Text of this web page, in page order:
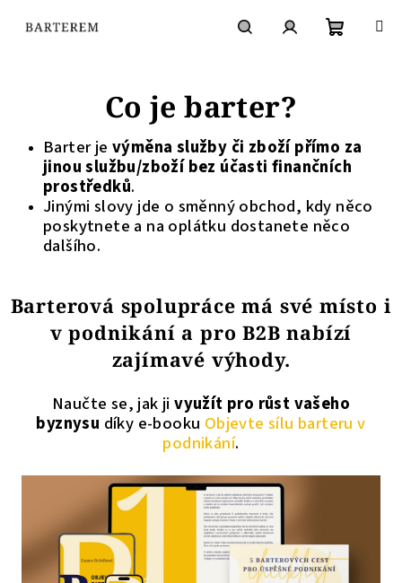
Co je barter?
Barter je výměna služby či zboží přímo za
jinou službu/zboží bez účasti finančních
prostředků.
Jinými slovy jde o směnný obchod, kdy něco
poskytnete a na oplátku dostanete něco
dalšího.
Barterová spolupráce má své místo i
v podnikání a pro B2B nabízí
zajímavé výhody.
Naučte se, jak ji využít pro růst vašeho
byznysu díky e-booku Objevte sílu barteru v
podnikání.